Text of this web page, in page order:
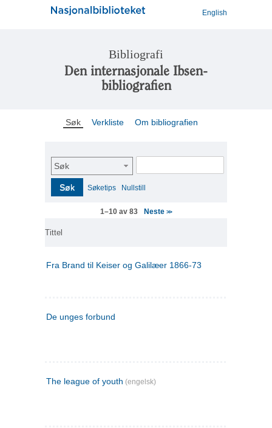
English
Bibliografi
Den internasjonale Ibsen-
bibliografien
Søk Verkliste Om bibliografien
Søk
Søk Søketips Nullstill
1–10 av 83 Neste>>
Tittel
Fra Brand til Keiser og Galilæer 1866-73
De unges forbund
The league of youth (engelsk)